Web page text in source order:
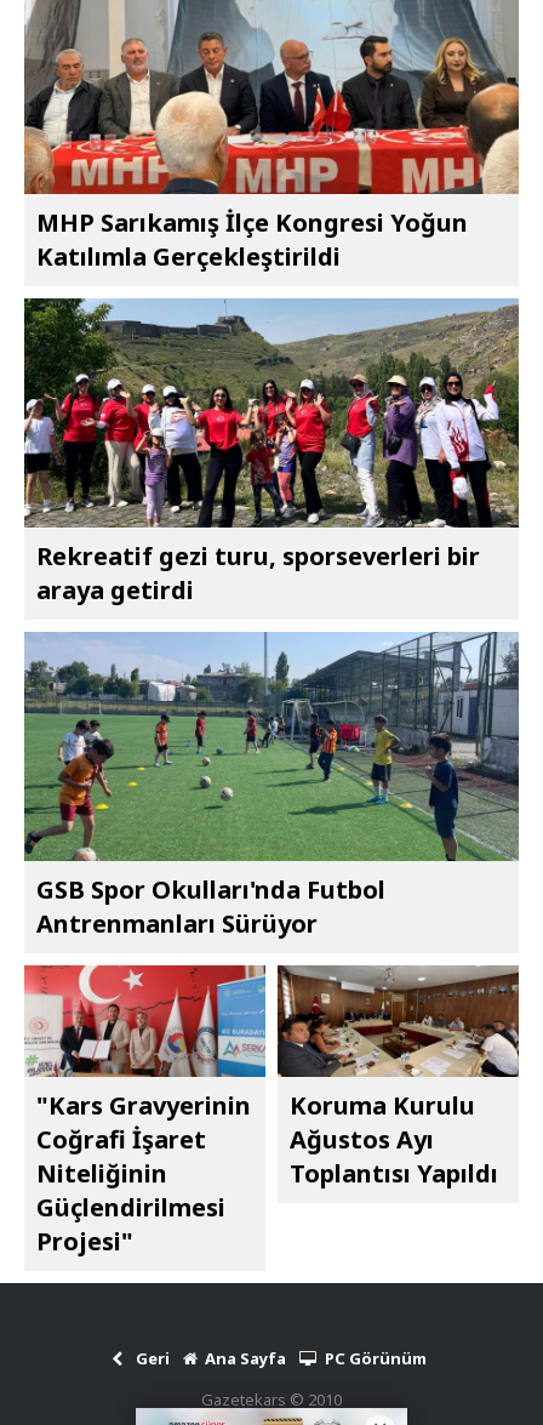
MHP Sarıkamış İlçe Kongresi Yoğun
Katılımla Gerçekleştirildi
Rekreatif gezi turu, sporseverleri bir
araya getirdi
GSB Spor Okulları'nda Futbol
Antrenmanları Sürüyor
"Kars Gravyerinin
Coğrafi İşaret
Niteliğinin
Güçlendirilmesi
Projesi"
Koruma Kurulu
Ağustos Ayı
Toplantısı Yapıldı
Geri Ana Sayfa
PC Görünüm
Gazetekars © 2010